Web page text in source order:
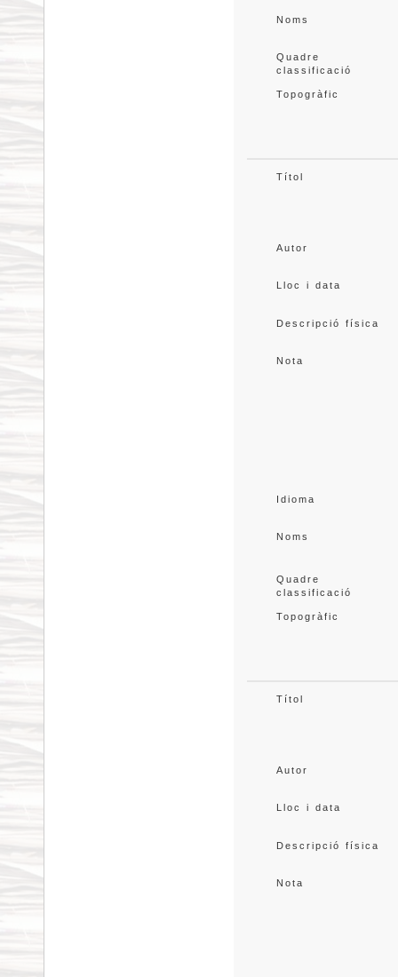
Noms
Quadre
classificació
Topogràfic
Títol
Autor
Lloc i data
Descripció física
Nota
Idioma
Noms
Quadre
classificació
Topogràfic
Títol
Autor
Lloc i data
Descripció física
Nota